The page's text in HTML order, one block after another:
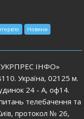
Новини
ІНФО»
Україна, 02125 м.
24 - А, оф14.
телебачення та
протокол № 26,